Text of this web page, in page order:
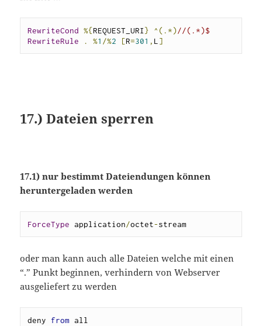
RewriteCond %{REQUEST_URI} ^(.*)//(.*)$
RewriteRule
. %1 /%2 [R=301 , L ]
17.) Dateien sperren
17.1) nur bestimmt Dateiendungen können
heruntergeladen werden
ForceType application/octet-stream
oder man kann auch alle Dateien welche mit einen
“.” Punkt beginnen, verhindern von Webserver
ausgeliefert zu werden
deny from all